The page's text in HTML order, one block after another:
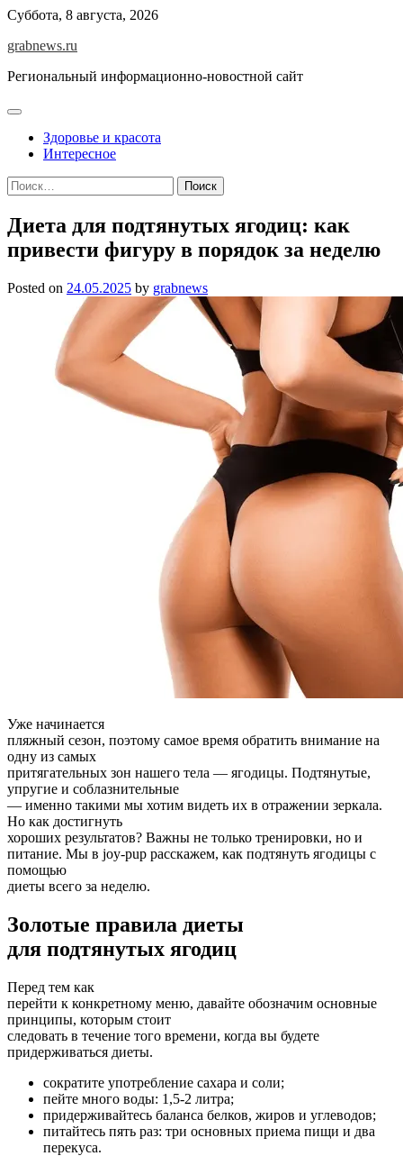
Skip
content
Суббота, 8 августа, 2026
grabnews.ru
Региональный информационно-новостной сайт
Здоровье и красота
Интересное
Найти:
Диета для подтянутых ягодиц: как
привести фигуру в порядок за неделю
Posted on 24.05.2025 by grabnews
Уже начинается
пляжный сезон, поэтому самое время обратить внимание на
одну из самых
притягательных зон нашего тела — ягодицы. Подтянутые,
упругие и соблазнительные
— именно такими мы хотим видеть их в отражении зеркала.
Но как достигнуть
хороших результатов? Важны не только тренировки, но и
питание. Мы в joy-pup расскажем, как подтянуть ягодицы с
помощью
диеты всего за неделю.
Золотые правила диеты
для подтянутых ягодиц
Перед тем как
перейти к конкретному меню, давайте обозначим основные
принципы, которым стоит
следовать в течение того времени, когда вы будете
придерживаться диеты.
сократите употребление сахара и соли;
пейте много воды: 1,5-2 литра;
придерживайтесь баланса белков, жиров и углеводов;
питайтесь пять раз: три основных приема пищи и два
перекуса.